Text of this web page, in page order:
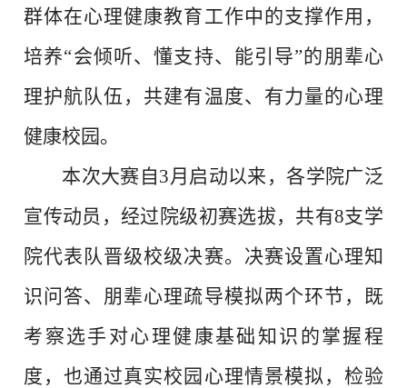
群体在心理健康教育工作中的支撑作用，
培养“会倾听、懂支持、能引导”的朋辈心
理护航队伍，共建有温度、有力量的心理
健康校园。
本次大赛自3月启动以来，各学院广泛
宣传动员，经过院级初赛选拔，共有8支学
院代表队晋级校级决赛。决赛设置心理知
识问答、朋辈心理疏导模拟两个环节，既
考察选手对心理健康基础知识的掌握程
度，也通过真实校园心理情景模拟，检验